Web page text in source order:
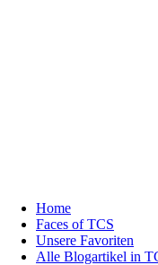
Home
Faces of TCS
Unsere Favoriten
Alle Blogartikel in